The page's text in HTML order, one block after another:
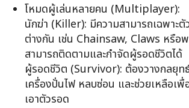
โหมดผู้เล่นหลายคน (Multiplayer):
นักฆ่า (Killer): มีความสามารถเฉพาะ
ต่างกัน เช่น Chainsaw, Claws หรือ
สามารถติดตามและกำจัดผู้รอดชีวิตได้
ผู้รอดชีวิต (Survivor): ต้องวางกลยุท
เครื่องปั่นไฟ หลบซ่อน และช่วยเหลือเ
เอาตัวรอด